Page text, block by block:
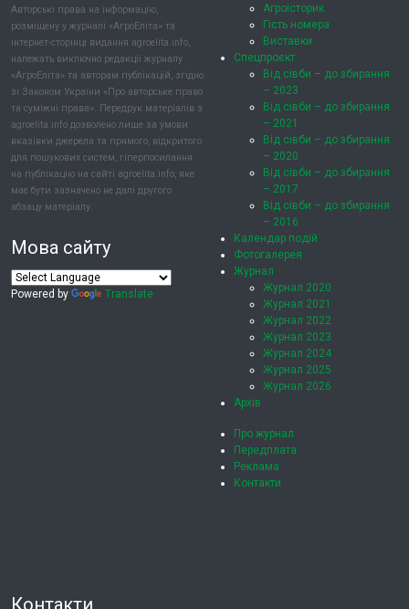
Авторські права на інформацію,
розміщену у журналі «АгроЕліта» та
інтернет-сторінці видання agroelita.info,
належать виключно редакції журналу
«АгроЕліта» та авторам публікацій, згідно
зі Законом України «Про авторське право
та суміжні права». Передрук матеріалів з
agroelita.info дозволено лише за умови
вказівки джерела та прямого, відкритого
для пошукових систем, гіперпосилання
на публікацію на сайті agroelita.info, яке
має бути зазначено не далі другого
абзацу матеріалу.
Мова сайту
Powered by Translate
Агроісторик
Гість номера
Виставки
Спецпроєкт
Від сівби – до збирання
– 2023
Від сівби – до збирання
– 2021
Від сівби – до збирання
– 2020
Від сівби – до збирання
– 2017
Від сівби – до збирання
– 2016
Календар подій
Фотогалерея
Журнал
Журнал 2020
Журнал 2021
Журнал 2022
Журнал 2023
Журнал 2024
Журнал 2025
Журнал 2026
Архів
Про журнал
Передплата
Реклама
Контакти
Контакти